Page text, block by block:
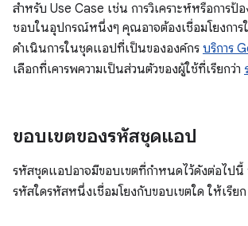
สำหรับ Use Case เช่น การวิเคราะห์หรือการป้
ชอบในอุปกรณ์หนึ่งๆ คุณอาจต้องเชื่อมโยงการ
ดำเนินการในชุดแอปที่เป็นขององค์กร บริการ
เลือกที่เคารพความเป็นส่วนตัวของผู้ใช้ที่เรียกว่า
ขอบเขตของรหัสชุดแอป
รหัสชุดแอปอาจมีขอบเขตที่กำหนดไว้ดังต่อไปนี้
รหัสใดรหัสหนึ่งเชื่อมโยงกับขอบเขตใด ให้เรียก